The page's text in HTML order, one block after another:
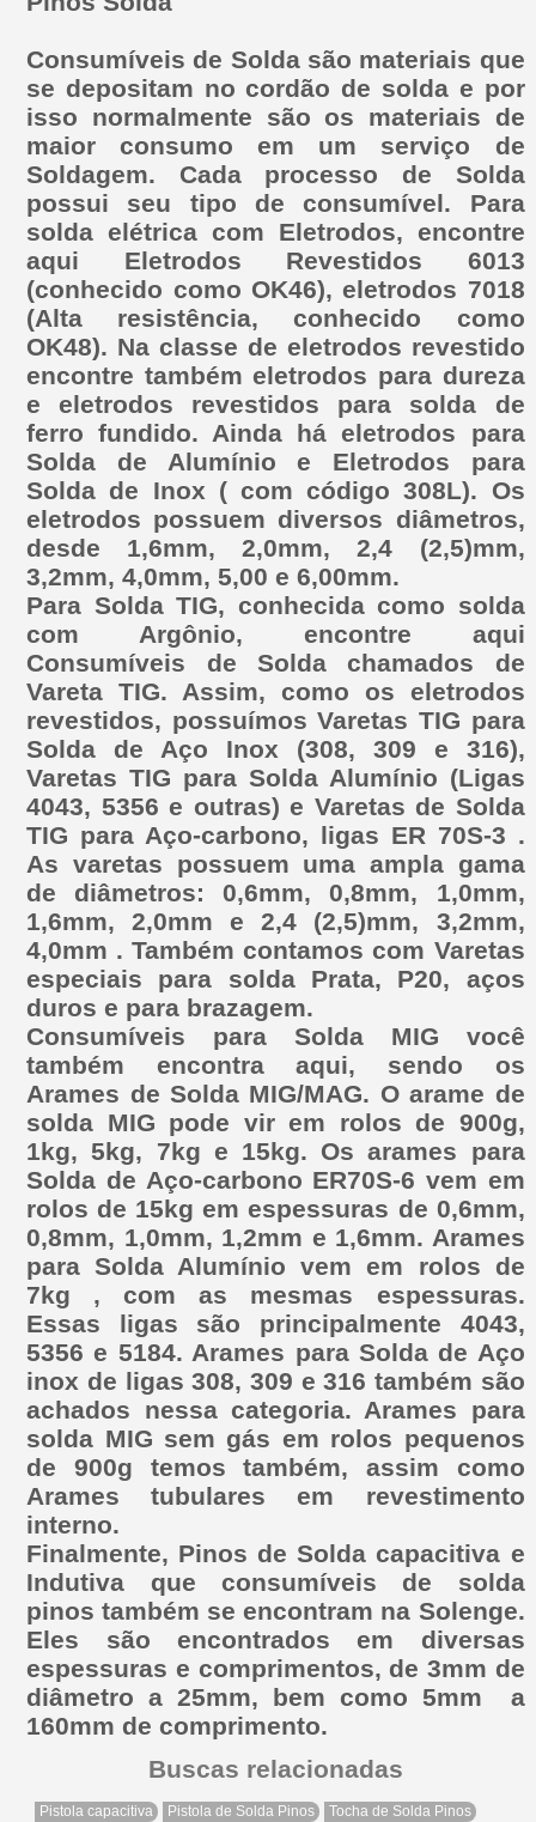
Consumíveis de Solda são materiais que
se depositam no cordão de solda e por
isso normalmente são os materiais de
maior consumo em um serviço de
Soldagem. Cada processo de Solda
possui seu tipo de consumível. Para
solda elétrica com Eletrodos, encontre
aqui Eletrodos Revestidos 6013
(conhecido como OK46), eletrodos 7018
(Alta resistência, conhecido como
OK48). Na classe de eletrodos revestido
encontre também eletrodos para dureza
e eletrodos revestidos para solda de
ferro fundido. Ainda há eletrodos para
Solda de Alumínio e Eletrodos para
Solda de Inox ( com código 308L). Os
eletrodos possuem diversos diâmetros,
desde 1,6mm, 2,0mm, 2,4 (2,5)mm,
3,2mm, 4,0mm, 5,00 e 6,00mm.
Para Solda TIG, conhecida como solda
com Argônio, encontre aqui
Consumíveis de Solda chamados de
Vareta TIG. Assim, como os eletrodos
revestidos, possuímos Varetas TIG para
Solda de Aço Inox (308, 309 e 316),
Varetas TIG para Solda Alumínio (Ligas
4043, 5356 e outras) e Varetas de Solda
TIG para Aço-carbono, ligas ER 70S-3 .
As varetas possuem uma ampla gama
de diâmetros: 0,6mm, 0,8mm, 1,0mm,
1,6mm, 2,0mm e 2,4 (2,5)mm, 3,2mm,
4,0mm . Também contamos com Varetas
especiais para solda Prata, P20, aços
duros e para brazagem.
Consumíveis para Solda MIG você
também encontra aqui, sendo os
Arames de Solda MIG/MAG. O arame de
solda MIG pode vir em rolos de 900g,
1kg, 5kg, 7kg e 15kg. Os arames para
Solda de Aço-carbono ER70S-6 vem em
rolos de 15kg em espessuras de 0,6mm,
0,8mm, 1,0mm, 1,2mm e 1,6mm. Arames
para Solda Alumínio vem em rolos de
7kg , com as mesmas espessuras.
Essas ligas são principalmente 4043,
5356 e 5184. Arames para Solda de Aço
inox de ligas 308, 309 e 316 também são
achados nessa categoria. Arames para
solda MIG sem gás em rolos pequenos
de 900g temos também, assim como
Arames tubulares em revestimento
interno.
Finalmente, Pinos de Solda capacitiva e
Indutiva que consumíveis de solda
pinos também se encontram na Solenge.
Eles são encontrados em diversas
espessuras e comprimentos, de 3mm de
diâmetro a 25mm, bem como 5mm a
160mm de comprimento.
Buscas relacionadas
Pistola capacitiva Pistola de Solda Pinos
Tocha de Solda Pinos